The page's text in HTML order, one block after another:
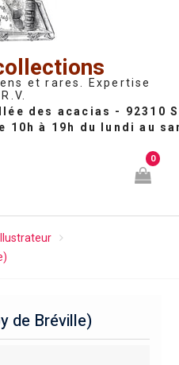
et rares. Expertise
0
de Bréville)